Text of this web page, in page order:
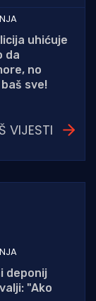
uhićuje
da
no
sve!
VIJESTI
deponij
"Ako